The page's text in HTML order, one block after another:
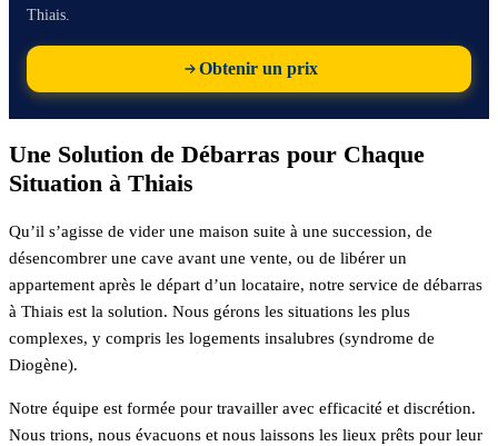
Thiais.
Obtenir un prix
Une Solution de Débarras pour Chaque
Situation à Thiais
Qu’il s’agisse de vider une maison suite à une succession, de
désencombrer une cave avant une vente, ou de libérer un
appartement après le départ d’un locataire, notre service de débarras
à Thiais est la solution. Nous gérons les situations les plus
complexes, y compris les logements insalubres (syndrome de
Diogène).
Notre équipe est formée pour travailler avec efficacité et discrétion.
Nous trions, nous évacuons et nous laissons les lieux prêts pour leur